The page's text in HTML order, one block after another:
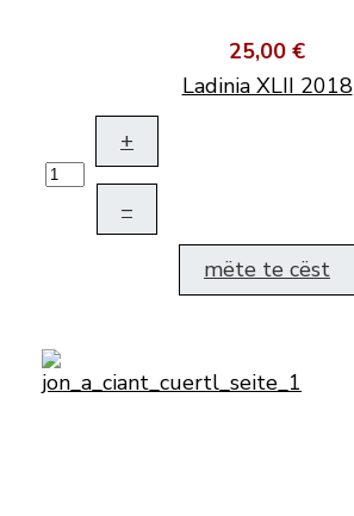
25,00 €
Ladinia XLII 2018
+
–
mëte te cëst